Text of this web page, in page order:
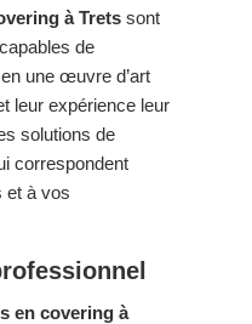
à Trets sont
de
une œuvre d’art
leur expérience leur
solutions de
correspondent
et à vos
en covering à